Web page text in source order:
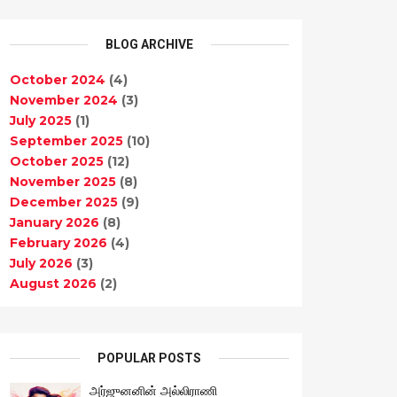
BLOG ARCHIVE
October 2024 (4)
November 2024 (3)
July 2025 (1)
September 2025 (10)
October 2025 (12)
November 2025 (8)
December 2025 (9)
January 2026 (8)
February 2026 (4)
July 2026 (3)
August 2026 (2)
POPULAR POSTS
அர்ஜுனனின் அல்லிராணி